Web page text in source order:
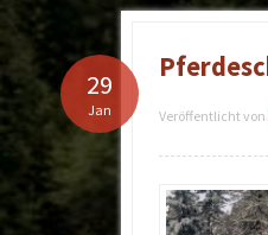
Veröffentlicht von
29
Jan